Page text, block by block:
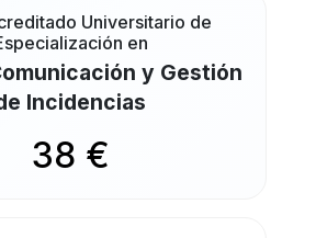
Universitario de
en
y Gestión
Incidencias
38 €